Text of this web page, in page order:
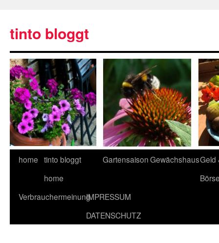
tinto bloggt
home tinto bloggt
home
GartensaisonGewächshausGeld
VerbrauchermeinungIMPRESSUM
DATENSCHUTZ